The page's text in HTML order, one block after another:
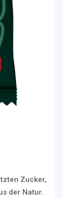
Zucker,
der Natur.